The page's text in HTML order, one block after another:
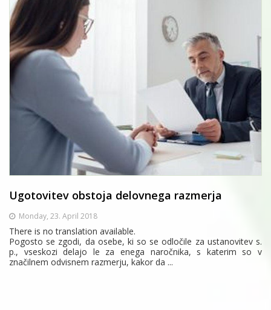
Ugotovitev obstoja delovnega razmerja
Monday, 23. April 2018
There is no translation available.
Pogosto se zgodi, da osebe, ki so se odločile za ustanovitev s.
p., vseskozi delajo le za enega naročnika, s katerim so v
značilnem odvisnem razmerju, kakor da ...